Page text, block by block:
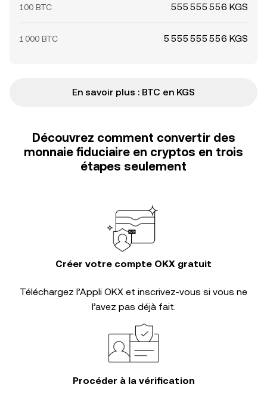
100 BTC 555 555 556 KGS
1 000 BTC 5 555 555 556 KGS
En savoir plus : BTC en KGS
Découvrez comment convertir des
monnaie fiduciaire en cryptos en trois
étapes seulement
Créer votre compte OKX gratuit
Téléchargez l’Appli OKX et inscrivez-vous si vous ne
l’avez pas déjà fait.
Procéder à la vérification